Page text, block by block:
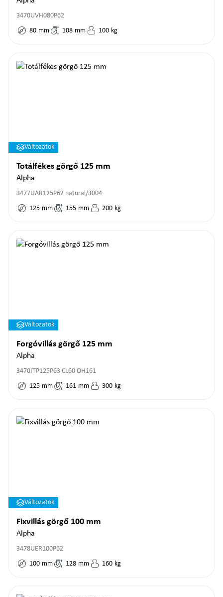
3470UVH080P62
80 mm 108 mm 100 kg
Változatok
Totálfékes görgő 125 mm
Alpha
3477UAR125P62 natural/3004
125 mm 155 mm 200 kg
Változatok
Forgóvillás görgő 125 mm
Alpha
3470ITP125P63 CL60 OH161
125 mm 161 mm 300 kg
Változatok
Fixvillás görgő 100 mm
Alpha
3478UER100P62
100 mm 128 mm 160 kg